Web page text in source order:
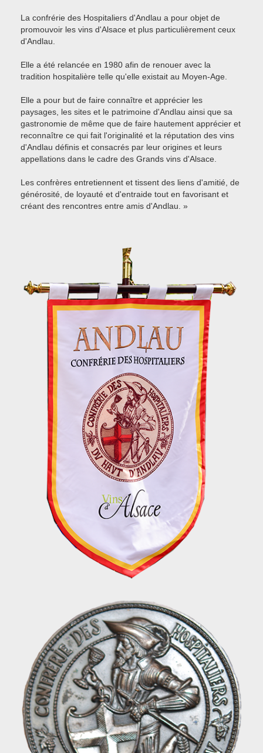
La confrérie des Hospitaliers d'Andlau a pour objet de
promouvoir les vins d'Alsace et plus particulièrement ceux
d'Andlau.
Elle a été relancée en 1980 afin de renouer avec la
tradition hospitalière telle qu'elle existait au Moyen-Age.
Elle a pour but de faire connaître et apprécier les
paysages, les sites et le patrimoine d'Andlau ainsi que sa
gastronomie de même que de faire hautement apprécier et
reconnaître ce qui fait l'originalité et la réputation des vins
d'Andlau définis et consacrés par leur origines et leurs
appellations dans le cadre des Grands vins d'Alsace.
Les confrères entretiennent et tissent des liens d'amitié, de
générosité, de loyauté et d'entraide tout en favorisant et
créant des rencontres entre amis d'Andlau. »